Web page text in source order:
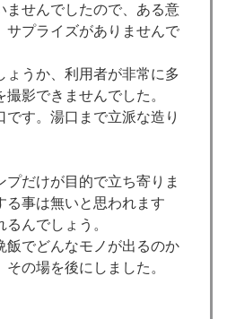
ませんでしたので、ある意
サプライズがありませんで
ょうか、利用者が非常に多
影できませんでした。
です。湯口まで立派な造り
だけが目的で立ち寄りま
る事は無いと思われます
んでしょう。
飯でどんなモノが出るのか
の場を後にしました。